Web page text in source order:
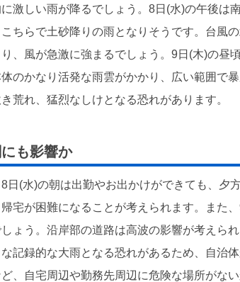
激しい雨が降るでしょう。8日(水)の午後は
ちらで土砂降りの雨となりそうです。台風
り、風が急激に強まるでしょう。9日(木)の昼
のかなり活発な雨雲がかかり、広い範囲で
荒れ、猛烈なしけとなる恐れがあります。
も影響か
日(水)の朝は出勤やお出かけができても、夕
宅が困難になることが考えられます。また
ょう。沿岸部の道路は高波の影響が考えら
記録的な大雨となる恐れがあるため、自治
、自宅周辺や勤務先周辺に危険な場所がな